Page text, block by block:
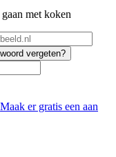
met koken
vergeten?
Maak er gratis een aan